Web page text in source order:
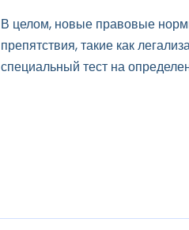
В целом, новые правовые
препятствия, такие как
специальный тест на